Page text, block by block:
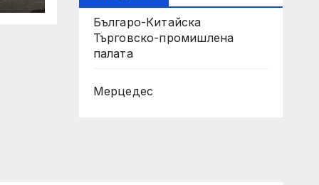
Българо-Китайска
Търговско-промишлена
палaта
Мерцедес